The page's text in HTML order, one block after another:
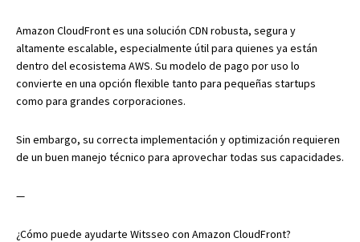
Amazon CloudFront es una solución CDN robusta, segura y
altamente escalable, especialmente útil para quienes ya están
dentro del ecosistema AWS. Su modelo de pago por uso lo
convierte en una opción flexible tanto para pequeñas startups
como para grandes corporaciones.
Sin embargo, su correcta implementación y optimización requieren
de un buen manejo técnico para aprovechar todas sus capacidades.
—
¿Cómo puede ayudarte Witsseo con Amazon CloudFront?